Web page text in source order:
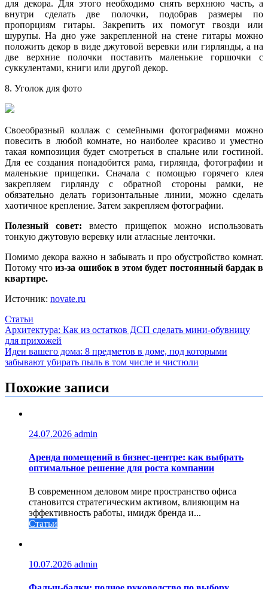
для декора. Для этого необходимо снять верхнюю часть, а
внутри сделать две полочки, подобрав размеры по
пропорциям гитары. Закрепить их помогут гвозди или
шурупы. На дно уже закрепленной на стене гитары можно
положить декор в виде джутовой веревки или гирлянды, а на
две верхние полочки поставить маленькие горшочки с
суккулентами, книги или другой декор.
8. Уголок для фото
Своеобразный коллаж с семейными фотографиями можно
повесить в любой комнате, но наиболее красиво и уместно
такая композиция будет смотреться в спальне или гостиной.
Для ее создания понадобится рама, гирлянда, фотографии и
маленькие прищепки. Сначала с помощью горячего клея
закрепляем гирлянду с обратной стороны рамки, не
обязательно делать горизонтальные линии, можно сделать
хаотичное крепление. Затем закрепляем фотографии.
Полезный совет: вместо прищепок можно использовать
тонкую джутовую веревку или атласные ленточки.
Помимо декора важно н забывать и про обустройство комнат.
Потому чтоиз-за ошибок в этом будет постоянный бардак в
квартире.
Источник: novate.ru
Статьи
Навигация
по
записям
Архитектура: Как из остатков ДСП сделать мини-обувницу
для прихожей
Идеи вашего дома: 8 предметов в доме, под которыми
забывают убирать пыль в том числе и чистюли
Похожие записи
24.07.2026 admin
Аренда помещений в бизнес‑центре: как выбрать
оптимальное решение для роста компании
В современном деловом мире пространство офиса
становится стратегическим активом, влияющим на
эффективность работы, имидж бренда и...
Статьи
10.07.2026 admin